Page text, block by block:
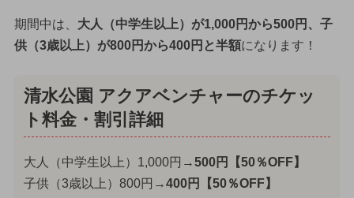
期間中は、 大人（中学生以上）が1,000円から500円、子
供（3歳以上）が800円から400円と半額になります！
清水公園 アクアベンチャーのチケッ
ト料金・割引詳細
大人（中学生以上）1,000円→500円【50％OFF】
子供（3歳以上）800円→400円【50％OFF】